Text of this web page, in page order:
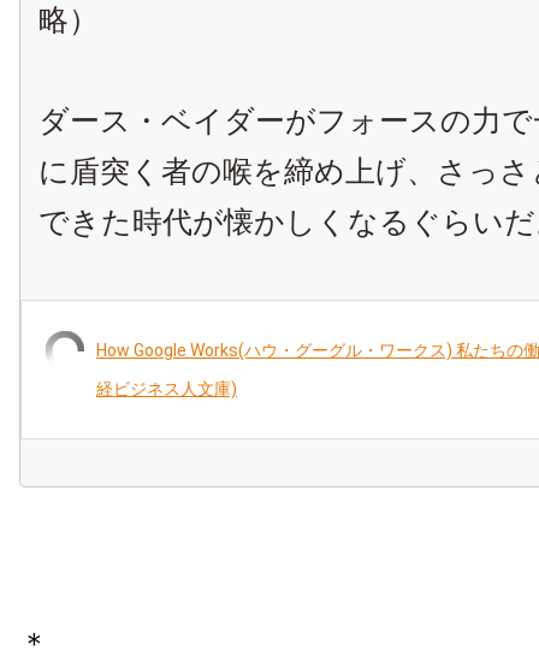
略）
ダース・ベイダーがフォースの力
に盾突く者の喉を締め上げ、さっ
できた時代が懐かしくなるぐらい
How Google Works(ハウ・グーグル・ワークス) 私たちの
経ビジネス人文庫)
＊